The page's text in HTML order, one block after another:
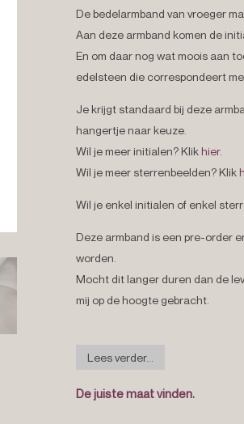
De bedelarmband van vroeger
Aan deze armband komen de
En om daar nog wat moois aan
edelsteen die correspondeert
Je krijgt standaard bij deze
hangertje naar keuze.
Wil je meer initialen? Klikhier.
Wil je meer sterrenbeelden? Klik
Wil je enkel initialen of enkel
Deze armband is een pre-order
worden.
Mocht dit langer duren dan de
mij op de hoogte gebracht.
Lees verder...
De juiste maat vinden.